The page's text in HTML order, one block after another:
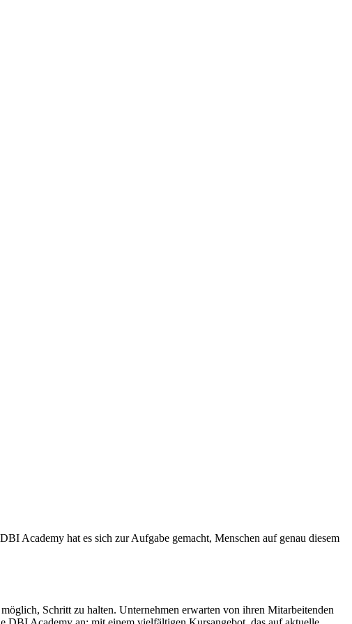
Academy hat es sich zur Aufgabe gemacht, Menschen auf genau diesem
Schritt zu halten. Unternehmen erwarten von ihren Mitarbeitenden